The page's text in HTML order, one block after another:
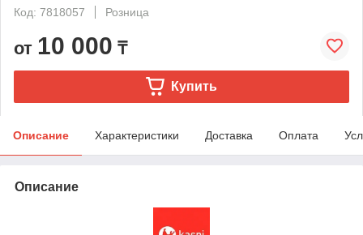
Код: 7818057
Розница
от 10 000 ₸
Купить
Описание Характеристики Доставка Оплата
Описание